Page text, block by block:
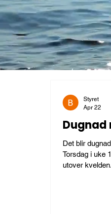
Dugnad
Det blir
Torsdag i uke 19.
utover
Styret
Apr 22